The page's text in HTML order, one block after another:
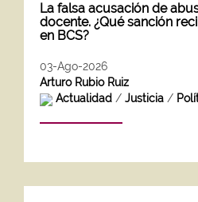
La falsa acusación de
docente. ¿Qué sanción
en BCS?
03-Ago-2026
Arturo Rubio Ruiz
Actualidad / Justicia /